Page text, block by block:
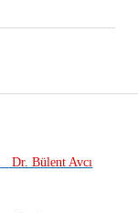
Dr. Bülent Avcı